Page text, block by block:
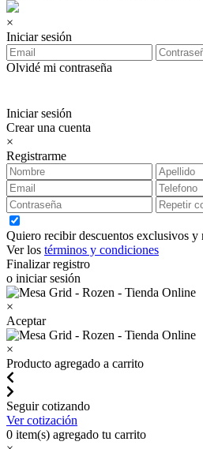
×
Iniciar sesión
Olvidé mi contraseña
Iniciar sesión
Crear una cuenta
×
Registrarme
Quiero recibir descuentos exclusivos y
Ver los términos y condiciones
Finalizar registro
o iniciar sesión
×
Aceptar
×
Producto agregado a carrito
Seguir cotizando
Ver cotización
0 item(s) agregado tu carrito